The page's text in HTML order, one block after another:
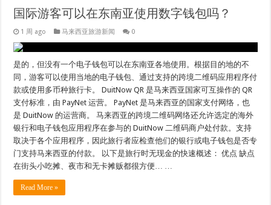
国际游客可以在东南亚使用数字钱包吗？
1 周 ago 马来西亚旅游新闻 0
是的，但没有一个电子钱包可以在东南亚各地使用。根据目的地的不
同，游客可以使用当地的电子钱包、通过支持的跨境二维码应用程序付
款或使用多币种旅行卡。 DuitNow QR 是马来西亚国家可互操作的 QR
支付标准，由 PayNet 运营。 PayNet 是马来西亚的国家支付网络，也
是 DuitNow 的运营商。 马来西亚的跨境二维码网络还允许选定的海外
银行和电子钱包应用程序在参与的 DuitNow 二维码商户处付款。支持
取决于各个应用程序，因此旅行者应检查他们的银行或电子钱包是否专
门支持马来西亚的付款。 以下是旅行时无现金的快速概述： 优点 缺点
在街头小吃摊、夜市和无卡摊贩都很方便… …
Read More »